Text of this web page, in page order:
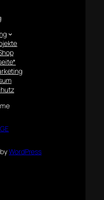
WordPress